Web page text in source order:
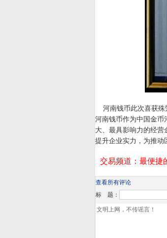
河南钱币此次喜获殊
河南钱币作为中国金币
大、最具影响力的经
提升企业实力，为推动
查看所有评论
标 题：